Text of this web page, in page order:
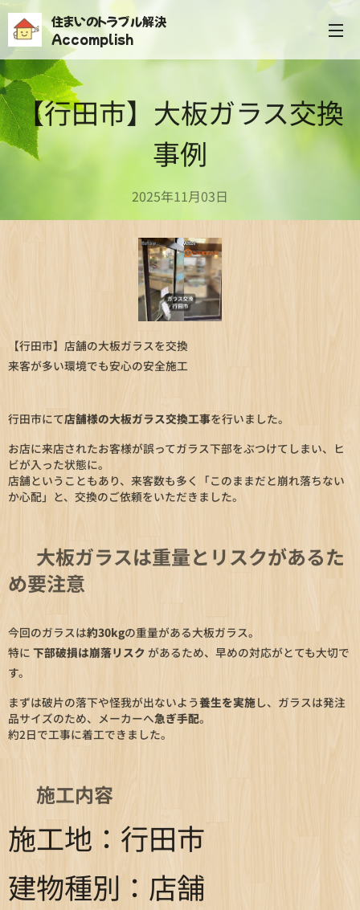
住まいのトラブル解決
Accomplish
【行田市】大板ガラス交換
事例
2025年11月03日
【行田市】店舗の大板ガラスを交換
来客が多い環境でも安心の安全施工
行田市にて店舗様の大板ガラス交換工事を行いました。
お店に来店されたお客様が誤ってガラス下部をぶつけてしまい、ヒ
ビが入った状態に。
店舗ということもあり、来客数も多く「このままだと崩れ落ちない
か心配」と、交換のご依頼をいただきました。
大板ガラスは重量とリスクがあるた
め要注意
今回のガラスは約30kgの重量がある大板ガラス。
特に 下部破損は崩落リスク があるため、早めの対応がとても大切で
す。
まずは破片の落下や怪我が出ないよう養生を実施し、ガラスは発注
品サイズのため、メーカーへ急ぎ手配。
約2日で工事に着工できました。
施工内容
施工地：行田市
建物種別：店舗